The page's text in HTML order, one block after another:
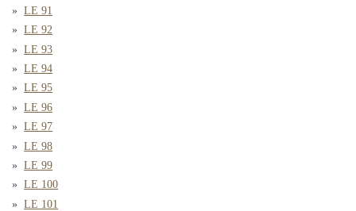
LE 91
LE 92
LE 93
LE 94
LE 95
LE 96
LE 97
LE 98
LE 99
LE 100
LE 101